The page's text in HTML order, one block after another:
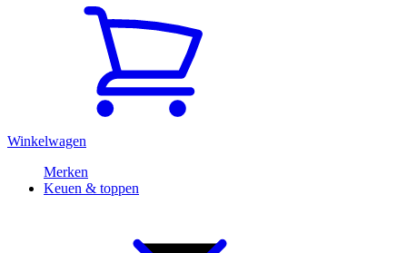
Winkelwagen
Merken
Keuen & toppen